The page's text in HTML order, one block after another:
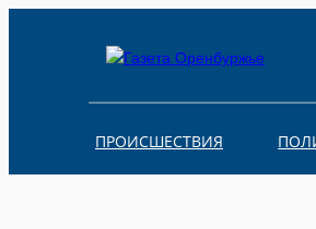
ПРОИСШЕСТВИЯ